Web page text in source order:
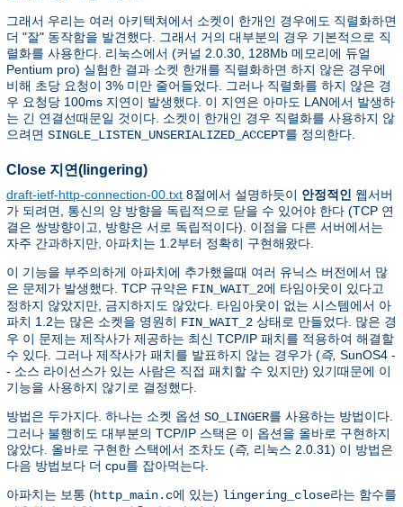
그래서 우리는 여러 아키텍쳐에서 소켓이 한개인 경우에도 직렬화하면
더 "잘" 동작함을 발견했다. 그래서 거의 대부분의 경우 기본적으로 직
렬화를 사용한다. 리눅스에서 (커널 2.0.30, 128Mb 메모리에 듀얼
Pentium pro) 실험한 결과 소켓 한개를 직렬화하면 하지 않은 경우에
비해 초당 요청이 3% 미만 줄어들었다. 그러나 직렬화를 하지 않은 경
우 요청당 100ms 지연이 발생했다. 이 지연은 아마도 LAN에서 발생하
는 긴 연결선때문일 것이다. 소켓이 한개인 경우 직렬화를 사용하지 않
으려면 SINGLE_LISTEN_UNSERIALIZED_ACCEPT를 정의한다.
Close 지연(lingering)
draft-ietf-http-connection-00.txt 8절에서 설명하듯이 안정적인
웹서버
가 되려면, 통신의 양 방향을 독립적으로 닫을 수 있어야 한다 (TCP 연
결은 쌍방향이고, 방향은 서로 독립적이다). 이점을 다른 서버에서는
자주 간과하지만, 아파치는 1.2부터 정확히 구현해왔다.
이 기능을 부주의하게 아파치에 추가했을때 여러 유닉스 버전에서 많
은 문제가 발생했다. TCP 규약은 FIN_WAIT_2에 타임아웃이 있다고
정하지 않았지만, 금지하지도 않았다. 타임아웃이 없는 시스템에서 아
파치 1.2는 많은 소켓을 영원히 FIN_WAIT_2 상태로 만들었다. 많은 경
우 이 문제는 제작사가 제공하는 최신 TCP/IP 패치를 적용하여 해결할
수 있다. 그러나 제작사가 패치를 발표하지 않는 경우가 (즉, SunOS4 -
- 소스 라이선스가 있는 사람은 직접 패치할 수 있지만) 있기때문에 이
기능을 사용하지 않기로 결정했다.
방법은 두가지다. 하나는 소켓 옵션 SO_LINGER를 사용하는 방법이다.
그러나 불행히도 대부분의 TCP/IP 스택은 이 옵션을 올바로 구현하지
않았다. 올바로 구현한 스택에서 조차도 (즉, 리눅스 2.0.31) 이 방법은
다음 방법보다 더 cpu를 잡아먹는다.
아파치는 보통 (http_main.c에 있는) lingering_close라는 함수를